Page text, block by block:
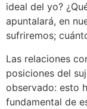
ideal del yo?
apuntalará, en
sufriremos;
Las relaciones
posiciones del
observado: esto
fundamental de